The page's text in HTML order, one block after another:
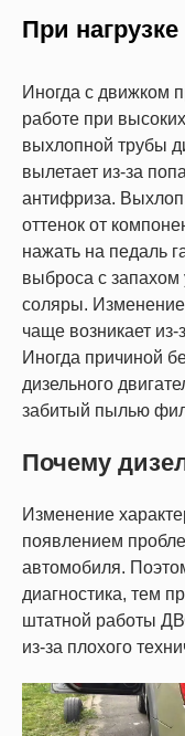
При нагрузке
Иногда с движком
работе при
выхлопной трубы
вылетает из-за
антифриза. Выхлоп
оттенок от
нажать на педаль
выброса с запахом
соляры. Изменение
чаще возникает
Иногда причиной
дизельного
забитый пылью
Почему
Изменение
появлением
автомобиля.
диагностика, тем
штатной работы
из-за плохого